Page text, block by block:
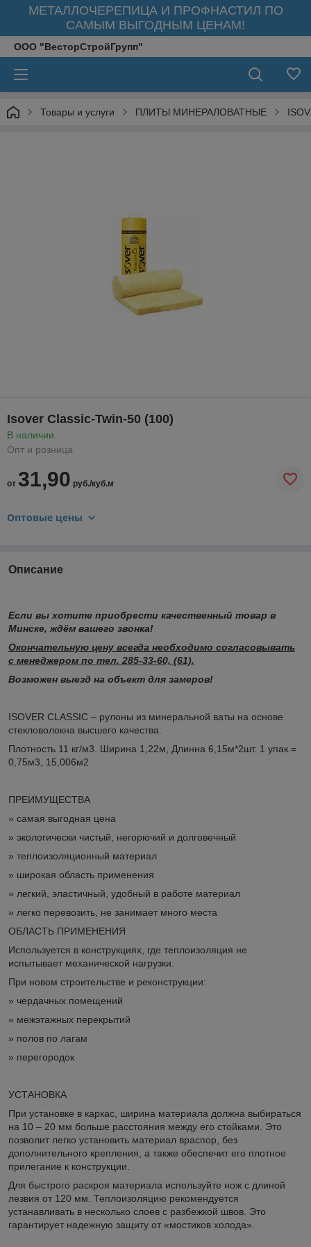
МЕТАЛЛОЧЕРЕПИЦА И ПРОФНАСТИЛ ПО
САМЫМ ВЫГОДНЫМ ЦЕНАМ!
ООО "ВесторСтройГрупп"
Товары и услуги ПЛИТЫ МИНЕРАЛОВАТНЫЕ
Isover Classic-Twin-50 (100)
В наличии
Опт и розница
от 31,90 руб./куб.м
Оптовые цены
Описание
Если вы хотите приобрести качественный товар в
Минске, ждём вашего звонка!
Окончательную цену всегда необходимо согласовывать
с менеджером по тел. 285-33-60, (61).
Возможен выезд на объект для замеров!
ISOVER CLASSIC – рулоны из минеральной ваты на основе
стекловолокна высшего качества.
Плотность 11 кг/м3. Ширина 1,22м, Длинна 6,15м*2шт. 1 упак.=
0,75м3, 15,006м2
ПРЕИМУЩЕСТВА
» самая выгодная цена
» экологически чистый, негорючий и долговечный
» теплоизоляционный материал
» широкая область применения
» легкий, эластичный, удобный в работе материал
» легко перевозить, не занимает много места
ОБЛАСТЬ ПРИМЕНЕНИЯ
Используется в конструкциях, где теплоизоляция не
испытывает механической нагрузки.
При новом строительстве и реконструкции:
» чердачных помещений
» межэтажных перекрытий
» полов по лагам
» перегородок
УСТАНОВКА
При установке в каркас, ширина материала должна выбираться
на 10 – 20 мм больше расстояния между его стойками. Это
позволит легко установить материал враспор, без
дополнительного крепления, а также обеспечит его плотное
прилегание к конструкции.
Для быстрого раскроя материала используйте нож с длиной
лезвия от 120 мм. Теплоизоляцию рекомендуется
устанавливать в несколько слоев с разбежкой швов. Это
гарантирует надежную защиту от «мостиков холода».